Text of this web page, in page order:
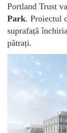
Portland Trust
Park. Proiectul
suprafață
pătrați.